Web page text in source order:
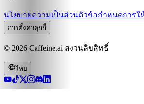
นโยบายความเป็นส่วนตัวข้อกำหนดการใ
การตั้งค่าคุกกี้
© 2026 Caffeine.ai สงวนลิขสิทธิ์
ไทย